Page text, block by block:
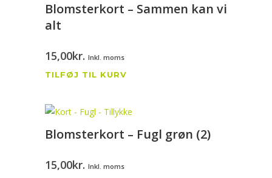
Blomsterkort – Sammen kan vi
alt
15,00kr. Inkl. moms
TILFØJ TIL KURV
Blomsterkort – Fugl grøn (2)
15,00kr. Inkl. moms